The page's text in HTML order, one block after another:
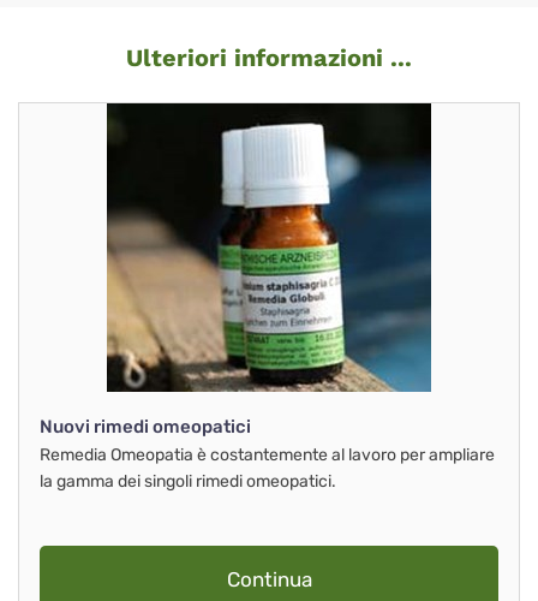
Ulteriori informazioni ...
Nuovi rimedi omeopatici
Remedia Omeopatia è costantemente al lavoro per ampliare
la gamma dei singoli rimedi omeopatici.
Continua